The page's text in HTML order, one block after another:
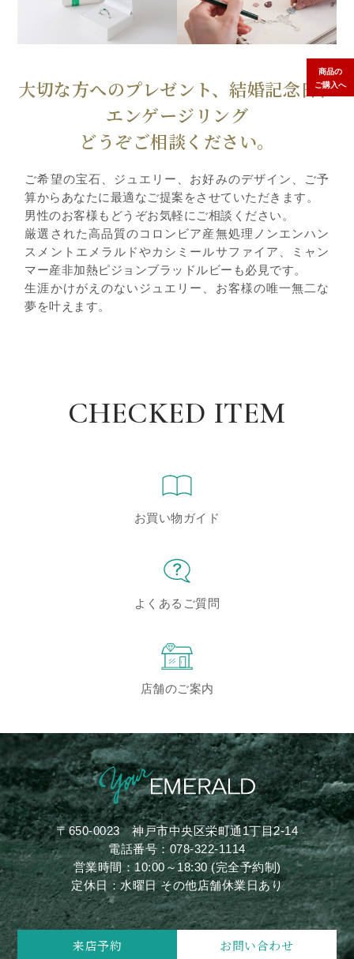
大切な方へのプレゼント、結婚記念日、
エンゲージリング
どうぞご相談ください。
ご希望の宝石、ジュエリー、お好みのデザイン、ご予
算からあなたに最適なご提案をさせていただきます。
男性のお客様もどうぞお気軽にご相談ください。
厳選された高品質のコロンビア産無処理ノンエンハン
スメントエメラルドやカシミールサファイア、ミャン
マー産非加熱ピジョンブラッドルビーも必見です。
生涯かけがえのないジュエリー、お客様の唯一無二な
夢を叶えます。
商品の
ご購入へ
CHECKED ITEM
お買い物ガイド
よくあるご質問
店舗のご案内
〒650-0023神戸市中央区栄町通1丁目2-14
電話番号：078-322-1114
営業時間：10:00～18:30 (完全予約制)
定休日：水曜日 その他店舗休業日あり
来店予約 お問い合わせ